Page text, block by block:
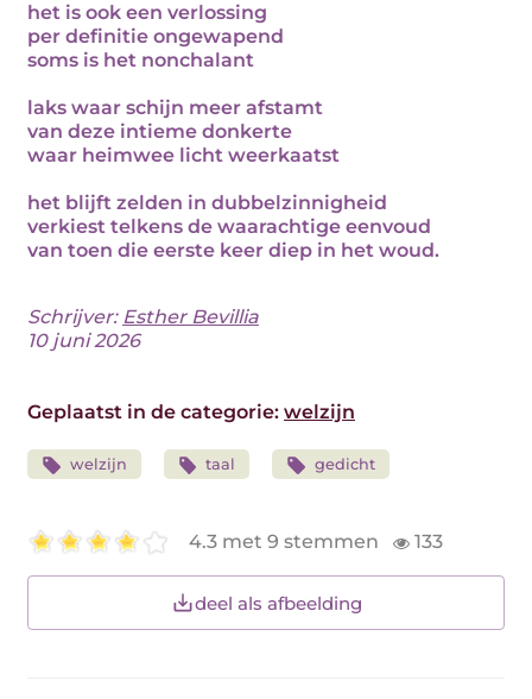
het is ook een verlossing
per definitie ongewapend
soms is het nonchalant
laks waar schijn meer afstamt
van deze intieme donkerte
waar heimwee licht weerkaatst
het blijft zelden in dubbelzinnigheid
verkiest telkens de waarachtige eenvoud
van toen die eerste keer diep in het woud.
Schrijver: Esther Bevillia
10 juni 2026
Geplaatst in de categorie: welzijn
welzijn taal gedicht
4.3 met 9 stemmen 133
deel als afbeelding